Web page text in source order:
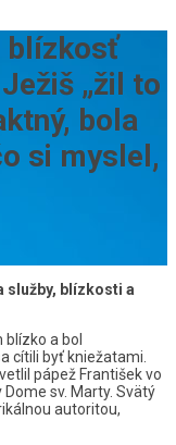
blízkosť
„žil to
bola
si myslel,
služby, blízkosti a
blízko a bol
cítili byť kniežatami.
pápež František vo
sv. Marty. Svätý
autoritou,